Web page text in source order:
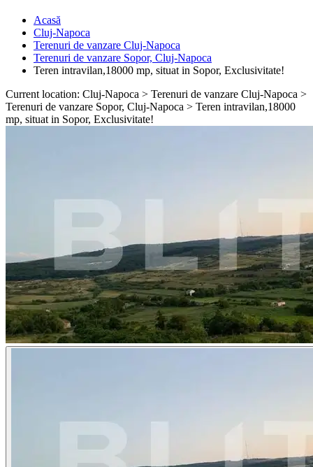
Acasă
Cluj-Napoca
Terenuri de vanzare Cluj-Napoca
Terenuri de vanzare Sopor, Cluj-Napoca
Teren intravilan,18000 mp, situat in Sopor, Exclusivitate!
Current location: Cluj-Napoca > Terenuri de vanzare Cluj-Napoca >
Terenuri de vanzare Sopor, Cluj-Napoca > Teren intravilan,18000
mp, situat in Sopor, Exclusivitate!